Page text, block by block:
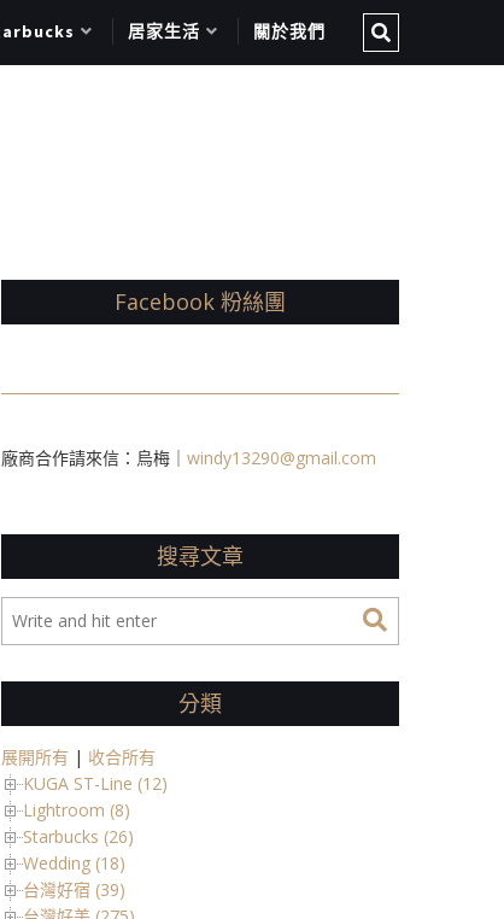
居家生活 關於我們
Facebook 粉絲團
廠商合作請來信：烏梅｜ windy13290@gmail.com
搜尋文章
分類
展開所有 | 收合所有
KUGA ST-Line (12)
Lightroom (8)
Starbucks (26)
Wedding (18)
台灣好宿 (39)